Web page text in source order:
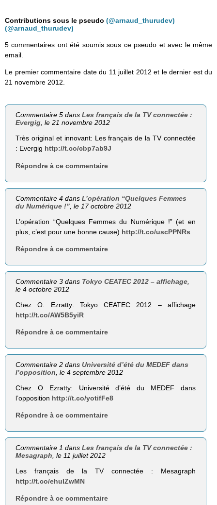
Contributions sous le pseudo (@arnaud_thurudev)
(@arnaud_thurudev)
5 commentaires ont été soumis sous ce pseudo et avec le même
email.
Le premier commentaire date du 11 juillet 2012 et le dernier est du
21 novembre 2012.
Commentaire 5 dansLes français de la TV connectée :
Evergig, le 21 novembre 2012
Très original et innovant: Les français de la TV connectée
: Evergig http://t.co/cbp7ab9J
Répondre à ce commentaire
Commentaire 4 dansL’opération “Quelques Femmes
du Numérique !” , le 17 octobre 2012
L’opération “Quelques Femmes du Numérique !” (et en
plus, c’est pour une bonne cause) http://t.co/uscPPNRs
Répondre à ce commentaire
Commentaire 3 dans Tokyo CEATEC 2012 – affichage
le 4 octobre 2012
Chez O. Ezratty: Tokyo CEATEC 2012 – affichage
http://t.co/AW5B5yiR
Répondre à ce commentaire
Commentaire 2 dansUniversité d’été du MEDEF dans
l’opposition , le 4 septembre 2012
Chez O Ezratty: Université d’été du MEDEF dans
l’opposition http://t.co/yotifFe8
Répondre à ce commentaire
Commentaire 1 dansLes français de la TV connectée :
Mesagraph, le 11 juillet 2012
Les français de la TV connectée : Mesagraph
http://t.co/ehuIZwMN
Répondre à ce commentaire